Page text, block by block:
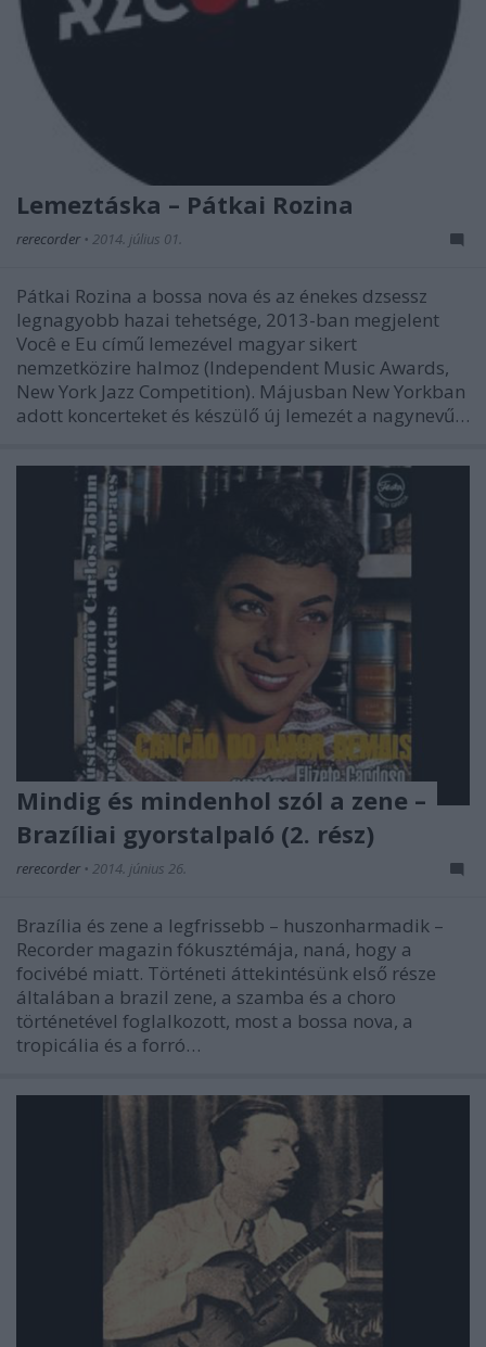
Lemeztáska – Pátkai Rozina
rerecorder • 2014. július 01.
Pátkai Rozina a bossa nova és az énekes dzsessz
legnagyobb hazai tehetsége, 2013-ban megjelent
Você e Eu című lemezével magyar sikert
nemzetközire halmoz (Independent Music Awards,
New York Jazz Competition). Májusban New Yorkban
adott koncerteket és készülő új lemezét a nagynevű…
Mindig és mindenhol szól a zene –
Brazíliai gyorstalpaló (2. rész)
rerecorder • 2014. június 26.
Brazília és zene a legfrissebb – huszonharmadik –
Recorder magazin fókusztémája, naná, hogy a
focivébé miatt. Történeti áttekintésünk első része
általában a brazil zene, a szamba és a choro
történetével foglalkozott, most a bossa nova, a
tropicália és a forró…